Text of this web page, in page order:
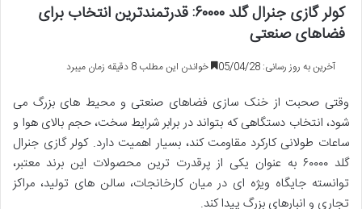
کولر گازی جنرال گلد ۶۰۰۰۰: قدرتمندترین انتخاب برای
فضاهای صنعتی
آخرین به روز رسانی: 05/04/28 خواندن این مطلب 8 دقیقه زمان میبرد
وقتی صحبت از خنک سازی فضاهای صنعتی و محیط های بزرگ می
شود، انتخاب دستگاهی که بتواند در برابر شرایط سخت، حجم بالای هوا و
ساعات طولانی کارکرد مقاومت کند، بسیار اهمیت دارد. کولر گازی جنرال
گلد ۶۰۰۰۰ به عنوان یکی از پرقدرت ترین محصولات این برند معتبر،
توانسته جایگاه ویژه ای در میان کارخانجات، سالن های تولید، مراکز
تجاری و انبارهای بزرگ پیدا کند.